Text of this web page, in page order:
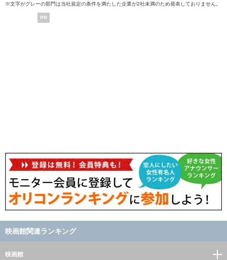
※文字がグレーの部門は当社規定の条件を満たした企業が2社未満のため発表しておりません。
PR
映画館関連ランキング
映画館